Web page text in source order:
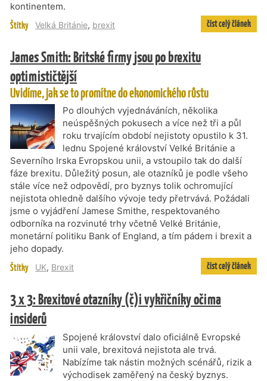
kontinentem.
Štítky Velká Británie, brexit číst celý článek
James Smith: Britské firmy jsou po brexitu
optimističtější
Uvidíme, jak se to promítne do ekonomického růstu
Po dlouhých vyjednáváních, několika
neúspěšných pokusech a více než tři a půl
roku trvajícím období nejistoty opustilo k 31.
lednu Spojené království Velké Británie a
Severního Irska Evropskou unii, a vstoupilo tak do další
fáze brexitu. Důležitý posun, ale otazníků je podle všeho
stále více než odpovědí, pro byznys tolik ochromující
nejistota ohledně dalšího vývoje tedy přetrvává. Požádali
jsme o vyjádření Jamese Smithe, respektovaného
odborníka na rozvinuté trhy včetně Velké Británie,
monetární politiku Bank of England, a tím pádem i brexit a
jeho dopady.
Štítky UK, Brexit číst celý článek
3 x 3: Brexitové otazníky (č)i vykřičníky očima
insiderů
Spojené království dalo oficiálně Evropské
unii vale, brexitová nejistota ale trvá.
Nabízíme tak nástin možných scénářů, rizik a
východisek zaměřený na český byznys.